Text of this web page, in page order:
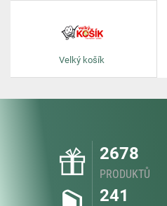
Velký košík
2678
PRODUKTŮ
241